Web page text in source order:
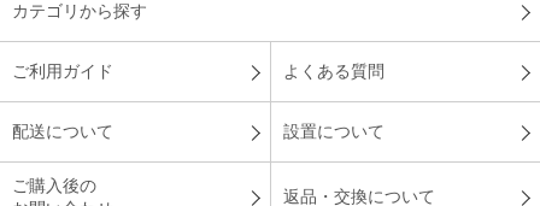
カテゴリから探す
ご利用ガイド よくある質問
配送について 設置について
ご購入後の
返品・交換について